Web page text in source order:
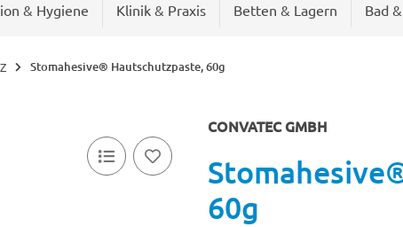
& Hygiene Klinik & Praxis Betten & Lagern Bad
Stomahesive® Hautschutzpaste, 60g
CONVATEC GMBH
60g